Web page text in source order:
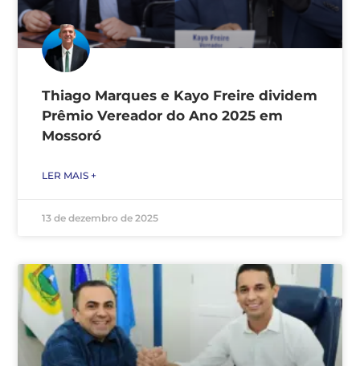
Thiago Marques e Kayo Freire dividem
Prêmio Vereador do Ano 2025 em
Mossoró
LER MAIS +
13 de dezembro de 2025